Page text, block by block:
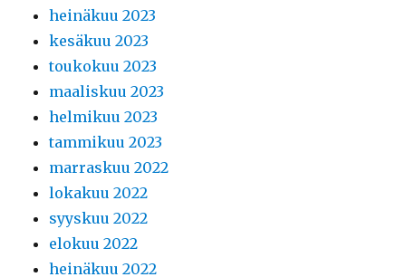
heinäkuu 2023
kesäkuu 2023
toukokuu 2023
maaliskuu 2023
helmikuu 2023
tammikuu 2023
marraskuu 2022
lokakuu 2022
syyskuu 2022
elokuu 2022
heinäkuu 2022